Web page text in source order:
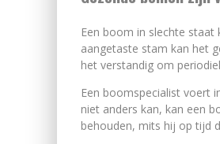
Een boom in slechte
aangetaste stam kan het
het verstandig om
Een boomspecialist voert
niet anders kan, kan een
behouden, mits hij op tijd